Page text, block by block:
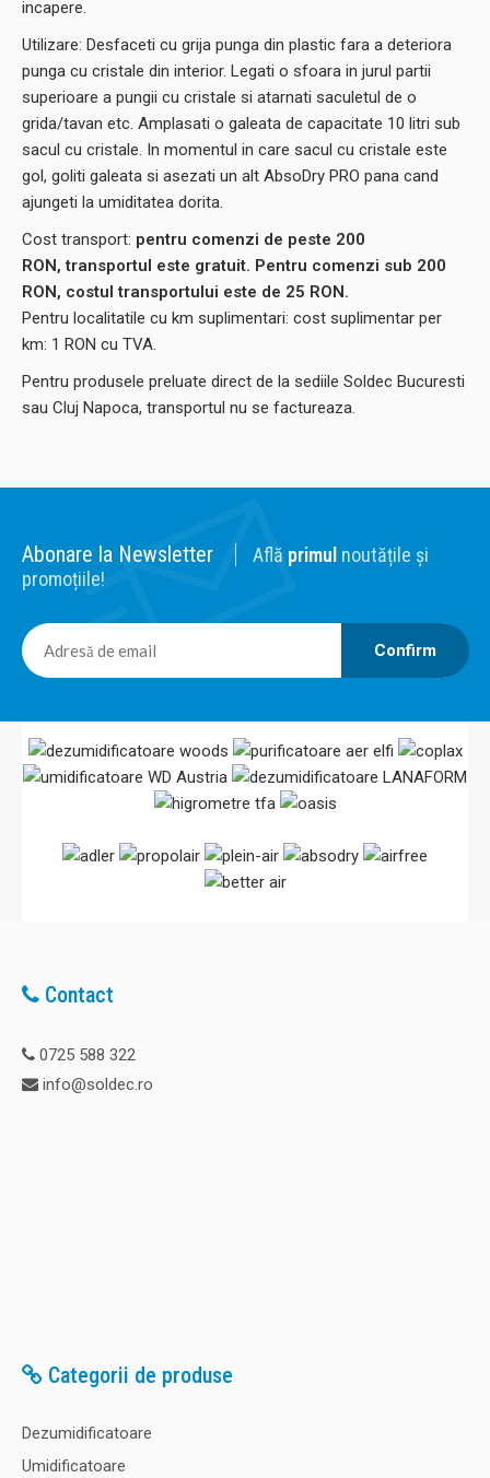
incapere.
Utilizare: Desfaceti cu grija punga din plastic fara a deteriora
punga cu cristale din interior. Legati o sfoara in jurul partii
superioare a pungii cu cristale si atarnati saculetul de o
grida/tavan etc. Amplasati o galeata de capacitate 10 litri sub
sacul cu cristale. In momentul in care sacul cu cristale este
gol, goliti galeata si asezati un alt AbsoDry PRO pana cand
ajungeti la umiditatea dorita.
Cost transport: pentru comenzi de peste 200
RON, transportul este gratuit. Pentru comenzi sub 200
RON, costul transportului este de 25 RON.
Pentru localitatile cu km suplimentari: cost suplimentar per
km: 1 RON cu TVA.
Pentru produsele preluate direct de la sediile Soldec Bucuresti
sau Cluj Napoca, transportul nu se factureaza.
Abonare la Newsletter Află primul noutățile și
promoțiile!
Confirm
Contact
0725 588 322
info@soldec.ro
Categorii de produse
Dezumidificatoare
Umidificatoare